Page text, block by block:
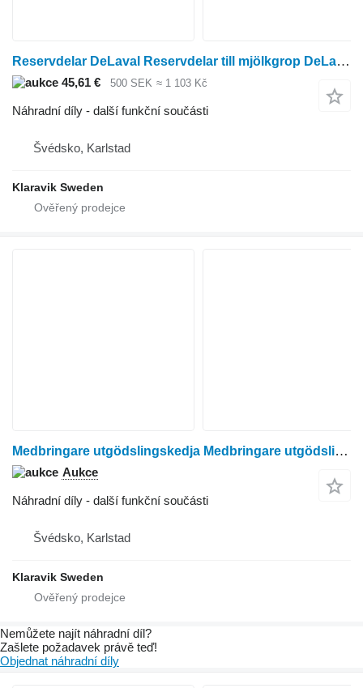
Reservdelar DeLaval Reservdelar till mjölkgrop DeLaval tandem grop pro dojícího zařízení DeLaval
45,61 € 500 SEK ≈ 1 103 Kč
Náhradní díly - další funkční součásti
Švédsko, Karlstad
Klaravik Sweden
Medbringare utgödslingskedja Medbringare utgödslingskedja 24st pro zařízení pro chov hospodářských zvířat
Aukce
Náhradní díly - další funkční součásti
Švédsko, Karlstad
Klaravik Sweden
Nemůžete najít náhradní díl?
Zašlete požadavek právě teď!
Objednat náhradní díly